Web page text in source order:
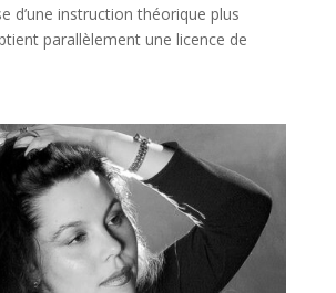
d’une instruction théorique plus
parallèlement une licence de